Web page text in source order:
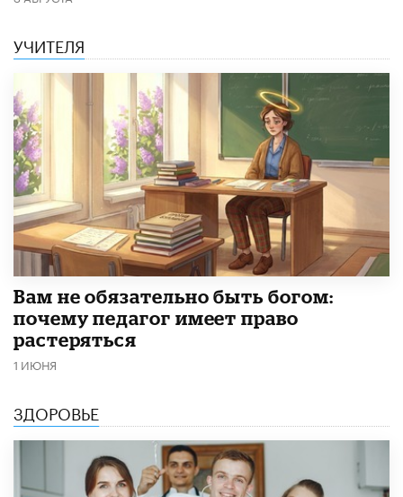
УЧИТЕЛЯ
​Вам не обязательно быть богом:
почему педагог имеет право
растеряться
1 ИЮНЯ
ЗДОРОВЬЕ